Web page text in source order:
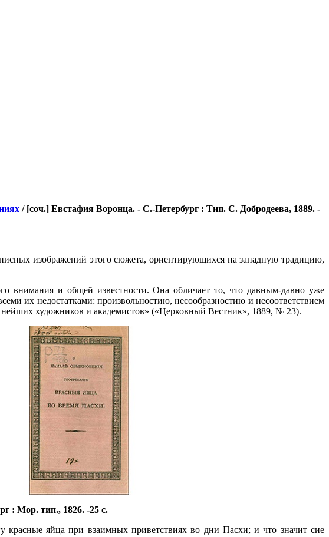
/ [соч.] Евстафия Воронца. - С.-Петербург : Тип. С. Добродеева, 1889. -
изображений этого сюжета, ориентирующихся на западную традицию,
внимания и общей известности. Она обличает то, что давным-давно уже
их недостатками: произвольностию, несообразностию и несоответствием
художников и академистов» («Церковный Вестник», 1889, № 23).
: Мор. тип., 1826. -25 с.
красные яйца при взаимных приветствиях во дни Пасхи; и что значит сие